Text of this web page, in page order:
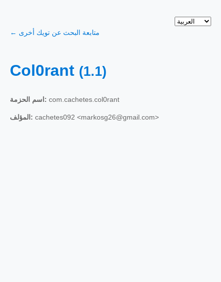
← متابعة البحث عن تويك أخرى
Col0rant (1.1)
اسم الحزمة: com.cachetes.col0rant
المؤلف: cachetes092 <markosg26@gmail.com>